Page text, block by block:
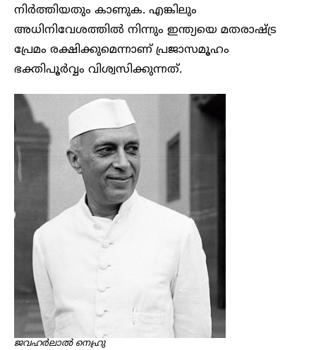
നിർത്തിയതും കാണുക. എങ്കിലും
അധിനിവേശത്തിൽ നിന്നും ഇന്ത്യയെ മതരാഷ്ട്ര
പ്രേമം രക്ഷിക്കുമെന്നാണ് പ്രജാസമൂഹം
ഭക്തിപൂർവ്വം വിശ്വസിക്കുന്നത്.
ജവഹർലാൽ നെഹ്രു